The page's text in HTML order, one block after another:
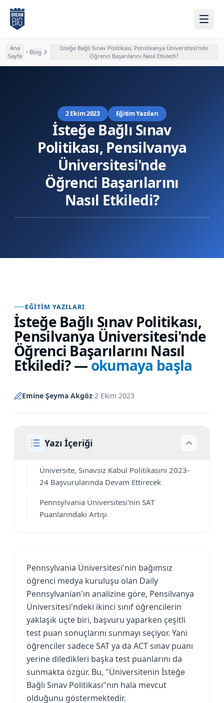
Ana içeriğe atla
Ana
Sayfa
Blog
İsteğe Bağlı Sınav Politikası, Pensilvanya Üniversitesi'nde
Öğrenci Başarılarını Nasıl Etkiledi?
2 Ekim 2023 Eğitim Yazıları
İsteğe Bağlı Sınav
Politikası, Pensilvanya
Üniversitesi'nde
Öğrenci Başarılarını
Nasıl Etkiledi?
EĞITIM YAZILARI
İsteğe Bağlı Sınav Politikası,
Pensilvanya Üniversitesi'nde
Öğrenci Başarılarını Nasıl
Etkiledi?—okumaya başla
Emine Şeyma Akgöz·2 Ekim 2023
Yazı İçeriği
Üniversite, Sınavsız Kabul Politikasını 2023-
24 Başvurularında Devam Ettirecek
Pennsylvania Üniversitesi'nin SAT
Puanlarındaki Artışı
Pennsylvania Üniversitesi'nin bağımsız
öğrenci medya kuruluşu olan Daily
Pennsylvanian'ın analizine göre, Pensilvanya
Üniversitesi'ndeki ikinci sınıf öğrencilerin
yaklaşık üçte biri, başvuru yaparken çeşitli
test puan sonuçlarını sunmayı seçiyor. Yani
öğrenciler sadece SAT ya da ACT sınav puanı
yerine diledikleri başka test puanlarını da
sunmakta özgür. Bu, "Üniversitenin İsteğe
Bağlı Sınav Politikası"nın hala mevcut
olduğunu göstermektedir.